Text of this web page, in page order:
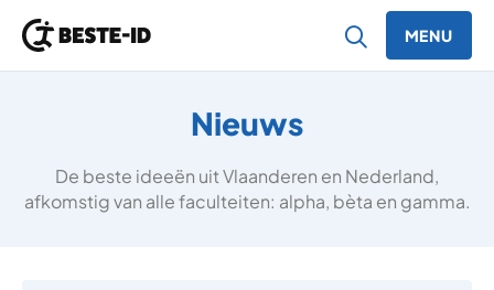
MENU
Nieuws
De beste ideeën uit Vlaanderen en Nederland,
afkomstig van alle faculteiten: alpha, bèta en gamma.